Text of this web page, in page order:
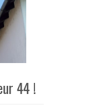
44 !